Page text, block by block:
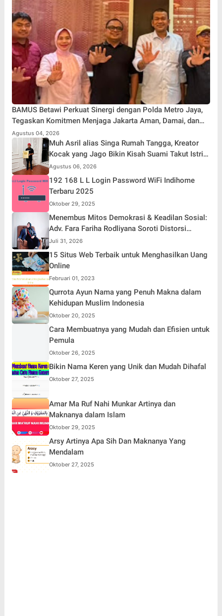
BAMUS Betawi Perkuat Sinergi dengan Polda Metro Jaya,
Tegaskan Komitmen Menjaga Jakarta Aman, Damai, dan
Kondusif Jelang HUT ke-81 Republik Indonesia
Agustus 04, 2026
Muh Asril alias Singa Rumah Tangga, Kreator
Kocak yang Jago Bikin Kisah Suami Takut Istri
Jadi Hiburan
Agustus 06, 2026
192 168 L L Login Password WiFi Indihome
Terbaru 2025
Oktober 29, 2025
Menembus Mitos Demokrasi & Keadilan Sosial:
Adv. Fara Fariha Rodliyana Soroti Distorsi
Simpati Publik dan Aksi Main Hakim Sendiri
Juli 31, 2026
15 Situs Web Terbaik untuk Menghasilkan Uang
Online
Februari 01, 2023
Qurrota Ayun Nama yang Penuh Makna dalam
Kehidupan Muslim Indonesia
Oktober 20, 2025
Cara Membuatnya yang Mudah dan Efisien untuk
Pemula
Oktober 26, 2025
Bikin Nama Keren yang Unik dan Mudah Dihafal
Oktober 27, 2025
Amar Ma Ruf Nahi Munkar Artinya dan
Maknanya dalam Islam
Oktober 29, 2025
Arsy Artinya Apa Sih Dan Maknanya Yang
Mendalam
Oktober 27, 2025